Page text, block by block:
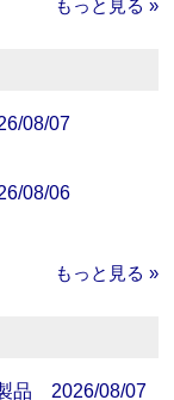
もっと見る »
08/07
08/06
もっと見る »
品 2026/08/07